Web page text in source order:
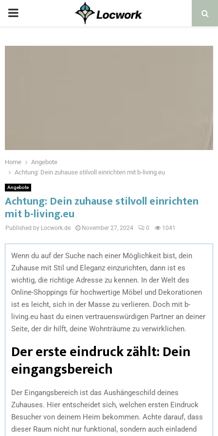
Home
Angebote
Achtung: Dein zuhause stilvoll einrichten mit b-living.eu
Angebote
Achtung: Dein zuhause stilvoll einrichten
mit b-living.eu
Published by Locwork.de November 27, 2024 0 1041
Wenn du auf der Suche nach einer Möglichkeit bist, dein
Zuhause mit Stil und Eleganz einzurichten, dann ist es
wichtig, die richtige Adresse zu kennen. In der Welt des
Online-Shoppings für hochwertige Möbel und Dekorationen
ist es leicht, sich in der Masse zu verlieren. Doch mit b-
living.eu hast du einen vertrauenswürdigen Partner an deiner
Seite, der dir hilft, deine Wohnträume zu verwirklichen.
Der erste eindruck zählt: Dein
eingangsbereich
Der Eingangsbereich ist das Aushängeschild deines
Zuhauses. Hier entscheidet sich, welchen ersten Eindruck
Besucher von deinem Heim bekommen. Achte darauf, dass
dieser Raum nicht nur funktional, sondern auch einladend